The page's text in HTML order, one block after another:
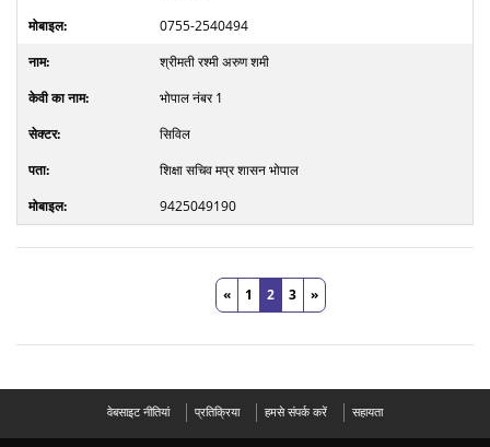
0755-2540494
श्रीमती रश्मी अरुण शमी
भोपाल नंबर 1
सिविल
शिक्षा सचिव मप्र शासन भोपाल
9425049190
« 1 2 3 »
वेबसाइट नीतियां प्रतिक्रिया हमसे संपर्क करें सहायता